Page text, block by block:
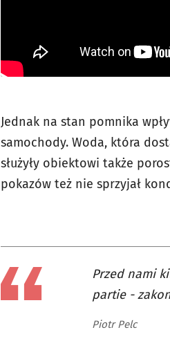
Jednak na stan pomnika
samochody. Woda, która
służyły obiektowi także
pokazów też nie sprzyjał
Przed nami
partie -
Piotr Pelc